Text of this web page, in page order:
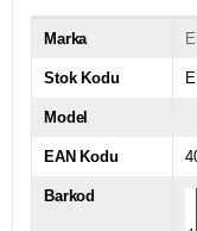
Marka
Stok Kodu
Model
EAN Kodu
Barkod